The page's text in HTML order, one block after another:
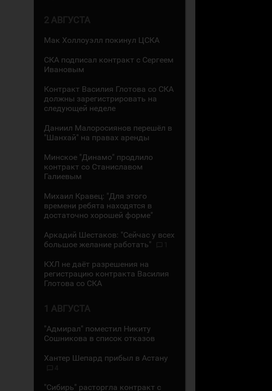
2 АВГУСТА
Мак Холлоуэлл покинул ЦСКА
СКА подписал контракт с Сергеем
Ивановым
Контракт Василия Глотова со СКА
должны зарегистрировать на
следующей неделе
Даниил Малоросиянов перешёл в
"Шанхай" на правах аренды
Минское "Динамо" продлило
контракт со Станиславом
Галиевым
Михаил Кравец: "Для этого
времени ребята находятся в
достаточно хорошей форме"
Аркадий Шестаков: "Сейчас у всех
большое желание работать"
КХЛ не даёт разрешения на
регистрацию контракта Василия
Глотова со СКА
1 АВГУСТА
"Адмирал" поместил Никиту
Сошникова в список отказов
Хантер Шепард прибыл в Астану
4
"Сибирь" расторгла контракт с